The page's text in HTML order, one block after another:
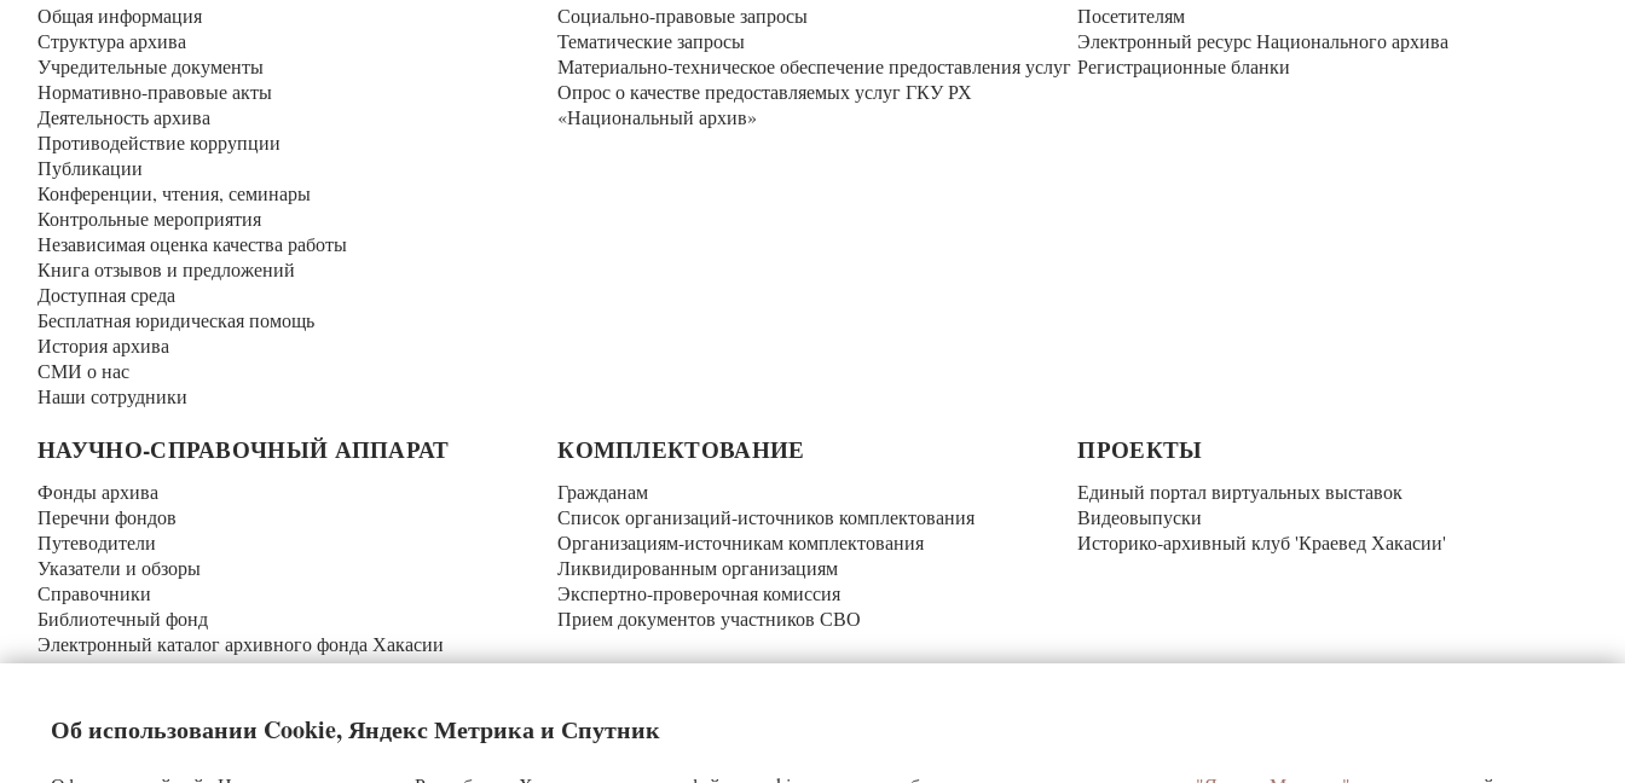
Общая информация
Структура архива
Учредительные документы
Нормативно-правовые акты
Деятельность архива
Противодействие коррупции
Публикации
Конференции, чтения, семинары
Контрольные мероприятия
Независимая оценка качества работы
Книга отзывов и предложений
Доступная среда
Бесплатная юридическая помощь
История архива
СМИ о нас
Наши сотрудники
Социально-правовые запросы
Тематические запросы
Материально-техническое обеспечение предоставления услуг
Опрос о качестве предоставляемых услуг ГКУ РХ
«Национальный архив»
Посетителям
Электронный ресурс Национального архива
Регистрационные бланки
НАУЧНО-СПРАВОЧНЫЙ АППАРАТ
Фонды архива
Перечни фондов
Путеводители
Указатели и обзоры
Справочники
Библиотечный фонд
Электронный каталог архивного фонда Хакасии
Календари знаменательных дат
КОМПЛЕКТОВАНИЕ
Гражданам
Список организаций-источников комплектования
Организациям-источникам комплектования
Ликвидированным организациям
Экспертно-проверочная комиссия
Прием документов участников СВО
ПРОЕКТЫ
Единый портал виртуальных выставок
Видеовыпуски
Историко-архивный клуб 'Краевед Хакасии'
КОНТАКТЫ
Об использовании Cookie, Яндекс Метрика и Спутник